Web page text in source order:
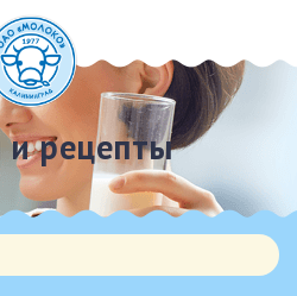
и рецепты